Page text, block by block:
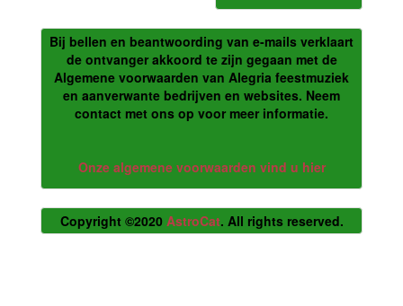
Bij bellen en beantwoording van e-mails verklaart
de ontvanger akkoord te zijn gegaan met de
Algemene voorwaarden van Alegria feestmuziek
en aanverwante bedrijven en websites. Neem
contact met ons op voor meer informatie.
Onze algemene voorwaarden vind u hier
Copyright ©2020 AstroCat. All rights reserved.